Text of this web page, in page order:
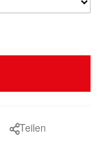
Teilen